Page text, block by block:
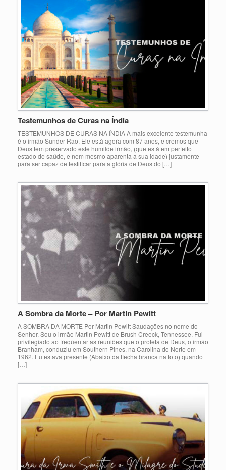
Testemunhos de Curas na Índia
TESTEMUNHOS DE CURAS NA ÍNDIA A mais excelente testemunha
é o irmão Sunder Rao. Ele está agora com 87 anos, e cremos que
Deus tem preservado este humilde irmão, (que está em perfeito
estado de saúde, e nem mesmo aparenta a sua idade) justamente
para ser capaz de testificar para a glória de Deus do […]
A Sombra da Morte – Por Martin Pewitt
A SOMBRA DA MORTE Por Martin Pewitt Saudações no nome do
Senhor. Sou o irmão Martin Pewitt de Brush Creeck, Tennessee. Fui
privilegiado ao freqüentar as reuniões que o profeta de Deus, o irmão
Branham, conduziu em Southern Pines, na Carolina do Norte em
1962. Eu estava presente (Abaixo da flecha branca na foto) quando
[…]